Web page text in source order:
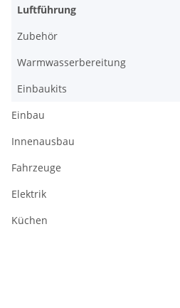
Luftführung
Zubehör
Warmwasserbereitung
Einbaukits
Einbau
Innenausbau
Fahrzeuge
Elektrik
Küchen